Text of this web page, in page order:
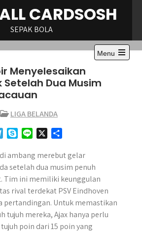
CARDSOSH
SEPAK BOLA
Menu
Open
Menyelesaikan
Dua Musim
LIGA BELANDA
l
e
g
r
m
y
p
e
n
e
a
r
e
ambang merebut gelar
setelah dua musim penuh
Tim ini memiliki keunggulan
rival terdekat PSV Eindhoven
pertandingan. Untuk memastikan
tujuh mereka, Ajax hanya perlu
poin dari 15 poin yang